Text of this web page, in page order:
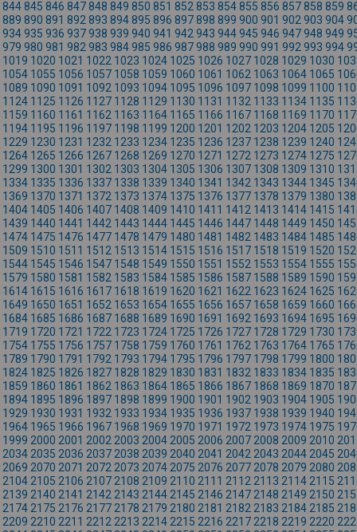
844845 846 847848 849 850 851 852 853 854855 856 857858 859
889 890 891 892 893 894895 896 897898 899 900 901 902 903 904
934935 936 937938 939 940 941 942 943 944945 946 947948 949
979 980 981 982 983 984985 986 987988 989 990 991 992 993 994
1019 1020 1021 1022 1023 1024 1025 1026 1027 1028 1029 1030
1054 1055 1056 1057 1058 1059 1060 1061 1062 1063 1064 1065
1089 1090 1091 1092 1093 1094 1095 1096 1097 1098 1099 1100
1124 1125 1126 1127 1128 1129 1130 1131 1132 1133 1134 1135
1159 1160 1161 1162 1163 1164 1165 1166 1167 1168 1169 1170
1194 1195 1196 1197 1198 1199 1200 1201 1202 1203 1204 1205
1229 1230 1231 1232 1233 1234 1235 1236 1237 1238 1239 1240
1264 1265 1266 1267 1268 1269 1270 1271 1272 1273 1274 1275
1299 1300 1301 1302 1303 1304 1305 1306 1307 1308 1309 1310
1334 1335 1336 1337 1338 1339 1340 1341 1342 1343 1344 1345
1369 1370 1371 1372 1373 1374 1375 1376 1377 1378 1379 1380
1404 1405 1406 1407 1408 1409 1410 1411 1412 1413 1414 1415
1439 1440 1441 1442 1443 1444 1445 1446 1447 1448 1449 1450
1474 1475 1476 1477 1478 1479 1480 1481 1482 1483 1484 1485
1509 1510 1511 1512 1513 1514 1515 1516 1517 1518 1519 1520
1544 1545 1546 1547 1548 1549 1550 1551 1552 1553 1554 1555
1579 1580 1581 1582 1583 1584 1585 1586 1587 1588 1589 1590
1614 1615 1616 1617 1618 1619 1620 1621 1622 1623 1624 1625
1649 1650 1651 1652 1653 1654 1655 1656 1657 1658 1659 1660
1684 1685 1686 1687 1688 1689 1690 1691 1692 1693 1694 1695
1719 1720 1721 1722 1723 1724 1725 1726 1727 1728 1729 1730
1754 1755 1756 1757 1758 1759 1760 1761 1762 1763 1764 1765
1789 1790 1791 1792 1793 1794 1795 1796 1797 1798 1799 1800
1824 1825 1826 1827 1828 1829 1830 1831 1832 1833 1834 1835
1859 1860 1861 1862 1863 1864 1865 1866 1867 1868 1869 1870
1894 1895 1896 1897 1898 1899 1900 1901 1902 1903 1904 1905
1929 1930 1931 1932 1933 1934 1935 1936 1937 1938 1939 1940
1964 1965 1966 1967 1968 1969 1970 1971 1972 1973 1974 1975
1999 2000 2001 2002 2003 2004 2005 2006 2007 2008 2009 2010
2034 2035 2036 2037 2038 2039 2040 2041 2042 2043 2044 2045
2069 2070 2071 2072 2073 2074 2075 2076 2077 2078 2079 2080
2104 2105 2106 2107 2108 2109 2110 2111 2112 2113 2114 2115
2139 2140 2141 2142 2143 2144 2145 2146 2147 2148 2149 2150
2174 2175 2176 2177 2178 2179 2180 2181 2182 2183 2184 2185
2209 2210 2211 2212 2213 2214 2215 2216 2217 2218 2219 2220